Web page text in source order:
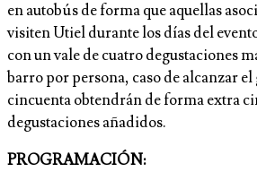
en autobús de forma que aquellas
visiten Utiel durante los días del
con un vale de cuatro degustaciones
barro por persona, caso de alcanzar
cincuenta obtendrán de forma extra
degustaciones añadidos.
PROGRAMACIÓN: